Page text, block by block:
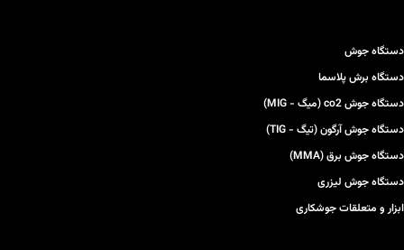
دستگاه جوش
دستگاه برش پلاسما
دستگاه جوش co2 (میگ - MIG)
دستگاه جوش آرگون (تیگ - TIG)
دستگاه جوش برق (MMA)
دستگاه جوش لیزری
ابزار و متعلقات جوشکاری